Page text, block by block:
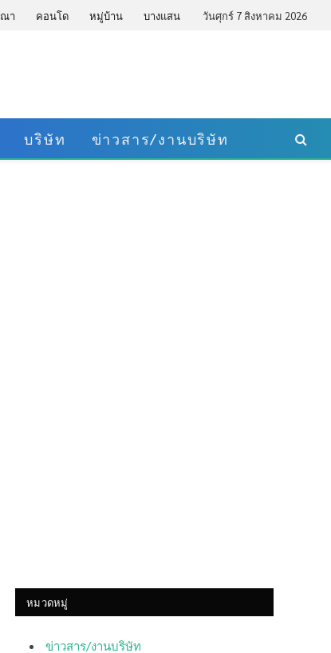
า คอนโด หมู่บ้าน บางแสน วันศุกร์ 7 สิงหาคม 2026
บริษัท ข่าวสาร/งานบริษัท
หมวดหมู่
ข่าวสาร/งานบริษัท